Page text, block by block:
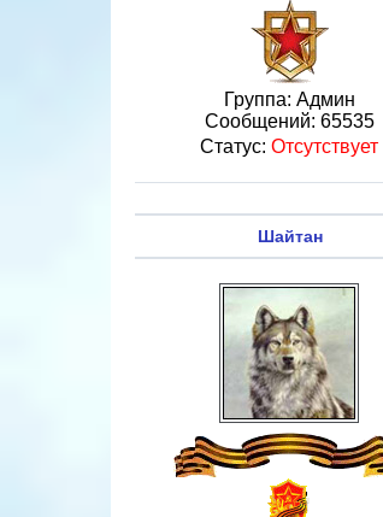
Группа: Админ
Сообщений: 65535
Статус: Отсутствует
Шайтан